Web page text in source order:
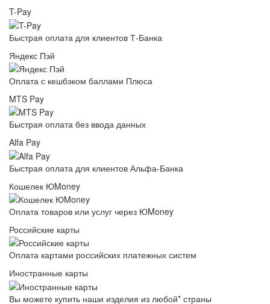
T-Pay
Быстрая оплата для клиентов Т-Банка
Яндекс Пэй
Оплата с кешбэком баллами Плюса
MTS Pay
Быстрая оплата без ввода данных
Alfa Pay
Быстрая оплата для клиентов Альфа-Банка
Кошелек ЮMoney
Оплата товаров или услуг через ЮMoney
Российские карты
Оплата картами российских платежных систем
Иностранные карты
Вы можете купить наши изделия из любой* страны